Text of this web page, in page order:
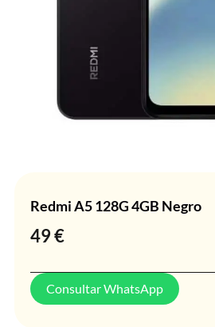
Redmi A5 128G 4GB Negro
49€
Consultar WhatsApp